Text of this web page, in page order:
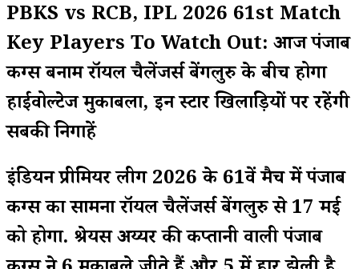
PBKS vs RCB, IPL 2026 61st Match
Key Players To Watch Out: आज पंजाब
किंग्स बनाम रॉयल चैलेंजर्स बेंगलुरु के बीच होगा
हाईवोल्टेज मुकाबला, इन स्टार खिलाड़ियों पर रहेंगी
सबकी निगाहें
इंडियन प्रीमियर लीग 2026 के 61वें मैच में पंजाब
किंग्स का सामना रॉयल चैलेंजर्स बेंगलुरु से 17 मई
को होगा. श्रेयस अय्यर की कप्तानी वाली पंजाब